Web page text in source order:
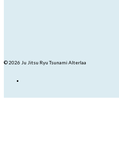
© 2026 Ju Jitsu Ryu Tsunami Alterlaa